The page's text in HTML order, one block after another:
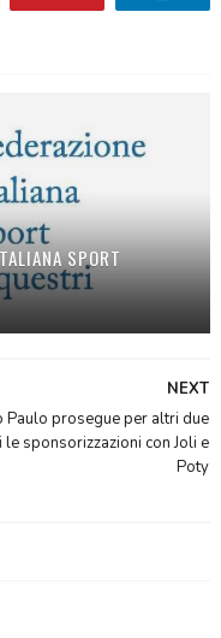
SPORT
NEXT
Paulo prosegue per altri due
le sponsorizzazioni con Joli e
Poty